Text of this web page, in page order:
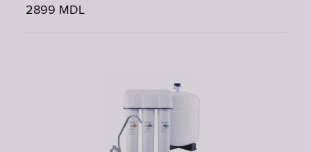
2899 MDL